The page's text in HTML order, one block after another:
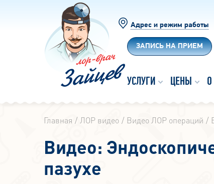
Адрес и режим работы
ЗАПИСЬ НА ПРИЕМ
УСЛУГИ ЦЕНЫ
Главная ЛОР видео Видео ЛОР операций
Видео:
пазухе